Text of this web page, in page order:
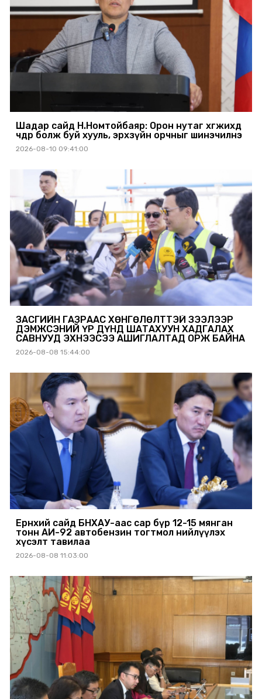
Шадар сайд Н.Номтойбаяр: Орон нутаг хөгжихөд
чөдөр болж буй хууль, эрхзүйн орчныг шинэчилнэ
2026-08-10 09:41:00
ЗАСГИЙН ГАЗРААС ХӨНГӨЛӨЛТТЭЙ ЗЭЭЛЭЭР
ДЭМЖСЭНИЙ ҮР ДҮНД ШАТАХУУН ХАДГАЛАХ
САВНУУД ЭХНЭЭСЭЭ АШИГЛАЛТАД ОРЖ БАЙНА
2026-08-08 15:44:00
Ерөнхий сайд БНХАУ-аас сар бүр 12-15 мянган
тонн АИ-92 автобензин тогтмол нийлүүлэх
хүсэлт тавилаа
2026-08-08 11:03:00